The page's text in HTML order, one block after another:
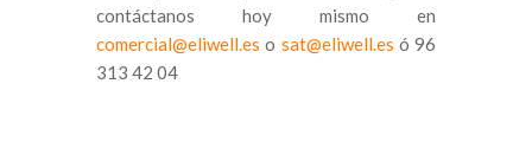
contáctanos hoy mismo en
comercial@eliwell.es o sat@eliwell.es ó 96
313 42 04